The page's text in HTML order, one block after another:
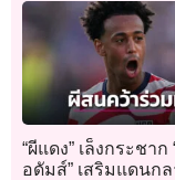
“ผีแดง” เล็งกระชาก
อดัมส์” เสริมแดนกล